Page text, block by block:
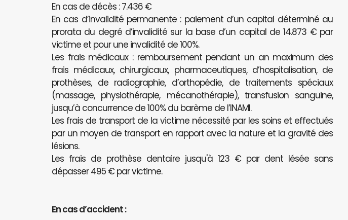
En cas de décès : 7.436 €
En cas d’invalidité permanente : paiement d’un capital déterminé au
prorata du degré d’invalidité sur la base d’un capital de 14.873 € par
victime et pour une invalidité de 100%.
Les frais médicaux : remboursement pendant un an maximum des
frais médicaux, chirurgicaux, pharmaceutiques, d’hospitalisation, de
prothèses, de radiographie, d’orthopédie, de traitements spéciaux
(massage, physiothérapie, mécanothérapie), transfusion sanguine,
jusqu’à concurrence de 100% du barème de l’INAMI.
Les frais de transport de la victime nécessité par les soins et effectués
par un moyen de transport en rapport avec la nature et la gravité des
lésions.
Les frais de prothèse dentaire jusqu'à 123 € par dent lésée sans
dépasser 495 € par victime.
En cas d’accident :